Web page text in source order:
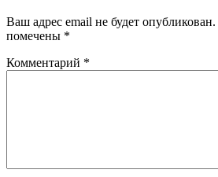
Ваш адрес email не будет опубликован.
помечены *
Комментарий *